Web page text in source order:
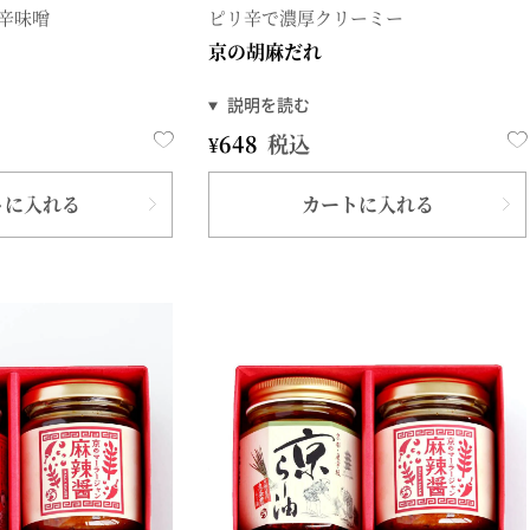
味噌
入れる
ピリ辛で濃厚クリーミー
京の胡麻だれ
¥648 税込
カートに入れる